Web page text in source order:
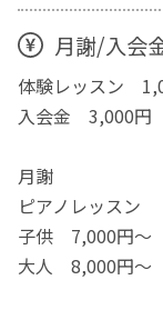
月謝/入会
体験レッスン
入会金 3,000円
月謝
ピアノレッスン
子供 7,000円～
大人 8,000円～